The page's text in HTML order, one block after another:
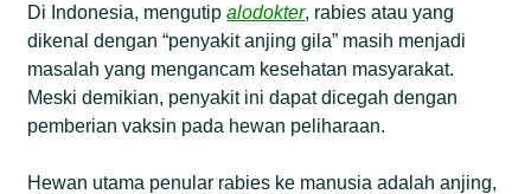
Di Indonesia, mengutipalodokter, rabies atau yang
dikenal dengan “penyakit anjing gila” masih menjadi
masalah yang mengancam kesehatan masyarakat.
Meski demikian, penyakit ini dapat dicegah dengan
pemberian vaksin pada hewan peliharaan.
Hewan utama penular rabies ke manusia adalah anjing,